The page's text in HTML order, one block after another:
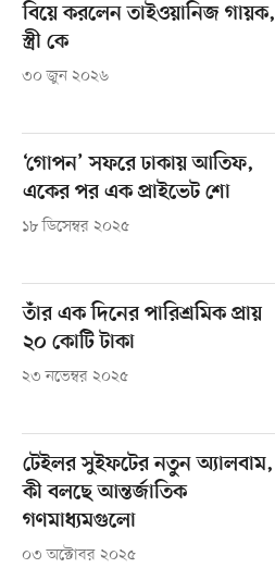
বিয়ে করলেন তাইওয়ানিজ গায়ক,
স্ত্রী কে
৩০ জুন ২০২৬
‘গোপন’ সফরে ঢাকায় আতিফ,
একের পর এক প্রাইভেট শো
১৮ ডিসেম্বর ২০২৫
তাঁর এক দিনের পারিশ্রমিক প্রায়
২০ কোটি টাকা
২৩ নভেম্বর ২০২৫
টেইলর সুইফটের নতুন অ্যালবাম,
কী বলছে আন্তর্জাতিক
গণমাধ্যমগুলো
০৩ অক্টোবর ২০২৫